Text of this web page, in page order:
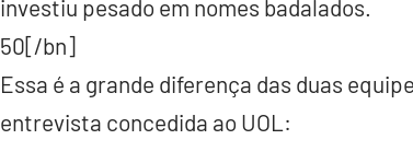
investiu pesado em nomes badalados.
50[/bn]
Essa é a grande diferença das duas
entrevista concedida ao UOL: